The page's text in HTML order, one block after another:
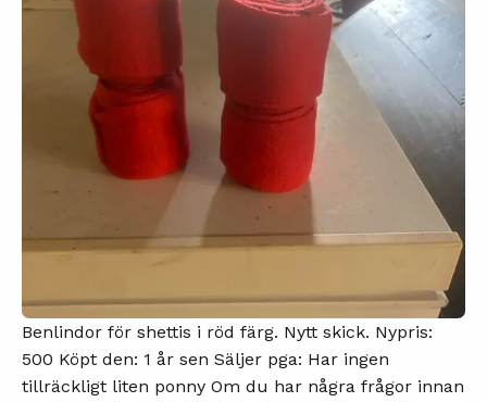
Benlindor för shettis i röd färg. Nytt skick. Nypris:
500 Köpt den: 1 år sen Säljer pga: Har ingen
tillräckligt liten ponny Om du har några frågor innan